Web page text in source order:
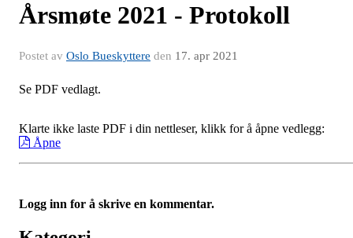
Årsmøte 2021 - Protokoll
Postet av Oslo Bueskyttere den 17. apr 2021
Se PDF vedlagt.
Klarte ikke laste PDF i din nettleser, klikk for å åpne vedlegg:
Åpne
Logg inn for å skrive en kommentar.